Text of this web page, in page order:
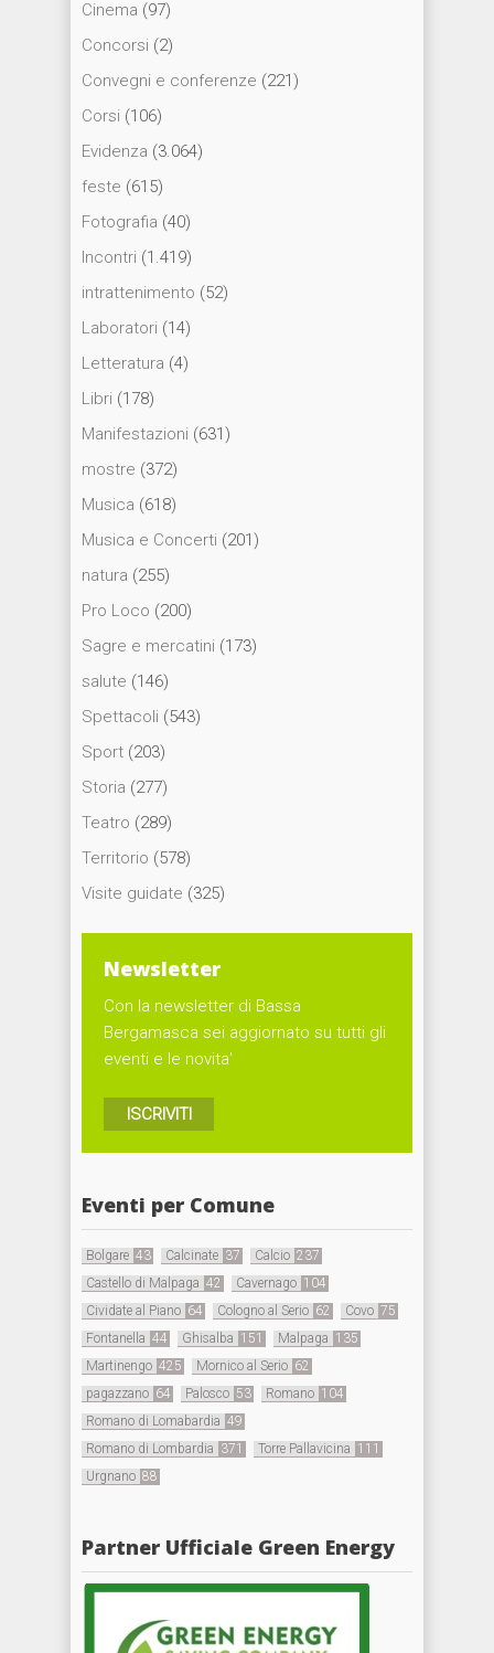
Cinema (97)
Concorsi (2)
Convegni e conferenze (221)
Corsi (106)
Evidenza (3.064)
feste (615)
Fotografia (40)
Incontri (1.419)
intrattenimento (52)
Laboratori (14)
Letteratura (4)
Libri (178)
Manifestazioni (631)
mostre (372)
Musica (618)
Musica e Concerti (201)
natura (255)
Pro Loco (200)
Sagre e mercatini (173)
salute (146)
Spettacoli (543)
Sport (203)
Storia (277)
Teatro (289)
Territorio (578)
Visite guidate (325)
Newsletter
Con la newsletter di Bassa
Bergamasca sei aggiornato su tutti gli
eventi e le novita'
ISCRIVITI
Eventi per Comune
Bolgare 43 Calcinate 37 Calcio 237
Castello di Malpaga 42 Cavernago 104
Cividate al Piano 64 Cologno al Serio 62 Covo 75
Fontanella 44 Ghisalba 151 Malpaga 135
Martinengo 425 Mornico al Serio 62
pagazzano 64 Palosco 53 Romano 104
Romano di Lomabardia 49
Romano di Lombardia 371 Torre Pallavicina 111
Urgnano 88
Partner Ufficiale Green Energy